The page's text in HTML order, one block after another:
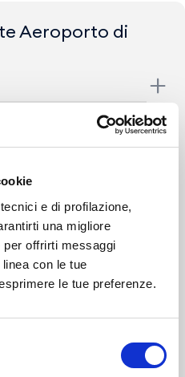
e di profilazione,
una migliore
offrirti messaggi
con le tue
le tue preferenze.
Aeroporto di
ai dipendenti